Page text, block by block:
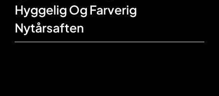
Hyggelig Og Farverig
Nytårsaften